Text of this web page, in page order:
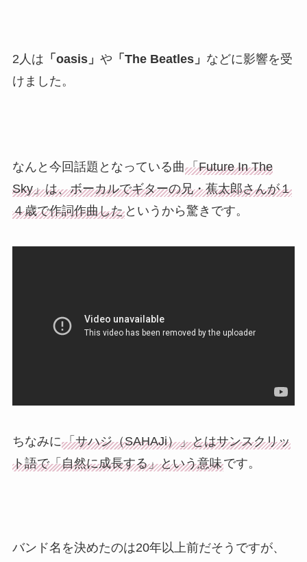
2人は 「oasis」 や 「The Beatles」 などに影響を受
けました。
なんと今回話題となっている曲「Future In The
Sky」は、ボーカルでギターの兄・蕉太郎さんが１
４歳で作詞作曲したというから驚きです。
ちなみに「サハジ（SAHAJi）」とはサンスクリッ
ト語で「自然に成長する」という意味です。
バンド名を決めたのは20年以上前だそうですが、